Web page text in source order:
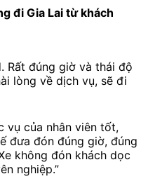
đi Gia Lai từ khách
Rất đúng giờ và thái độ
lòng về dịch vụ, sẽ đi
vụ của nhân viên tốt,
đưa đón đúng giờ, đúng
không đón khách dọc
nghiệp.”